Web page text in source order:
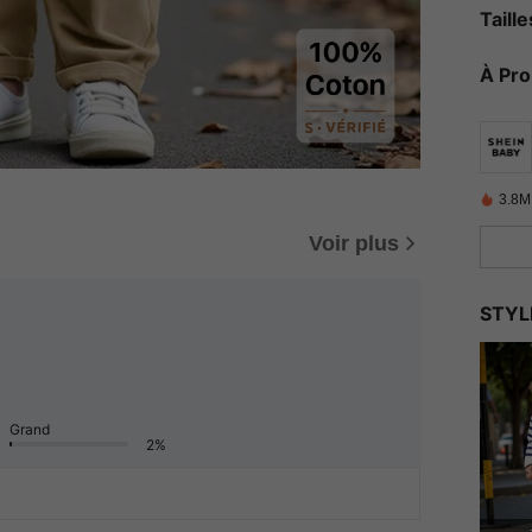
Voir plus
Grand
2%
À